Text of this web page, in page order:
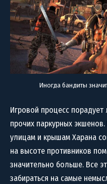
Иногда бандиты
Игровой процесс порадует
прочих паркурных
улицам и крышам Харана
на высоте противников
значительно больше. Все
забираться на самые